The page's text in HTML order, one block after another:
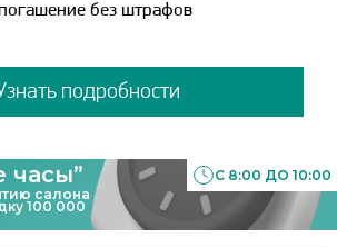
без штрафов
Узнать подробности
часы”
салона
100 000
С 8:00 ДО 10:00